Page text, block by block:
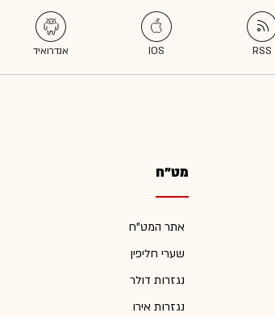
מט"ח
אתר המט"ח
שערי חליפין
נגזרות דולר
נגזרות אירו